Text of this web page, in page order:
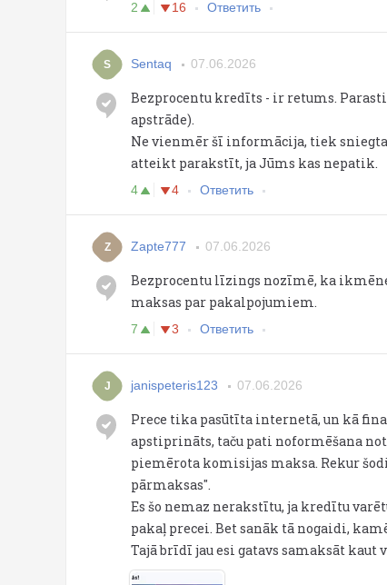
2 16 Ответить
S Sentaq 07.06.2026
Bezprocentu kredīts - ir retums.
apstrāde).
Ne vienmēr šī informācija, tiek
atteikt parakstīt, ja Jūms kas nepatik.
4 4 Ответить
Z Zapte777 07.06.2026
Bezprocentu līzings nozīmē, ka
maksas par pakalpojumiem.
7 3 Ответить
J janispeteris123 07.06.2026
Prece tika pasūtīta internetā, un kā
apstiprināts, taču pati noformēšana
piemērota komisijas maksa. Rekur
pārmaksas".
Es šo nemaz nerakstītu, ja kredītu
pakaļ precei. Bet sanāk tā nogaidi,
Tajā brīdī jau esi gatavs samaksāt